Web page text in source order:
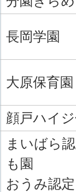
長岡学園
大原保育園
顔戸ハイ
まいばら
も園
おうみ認